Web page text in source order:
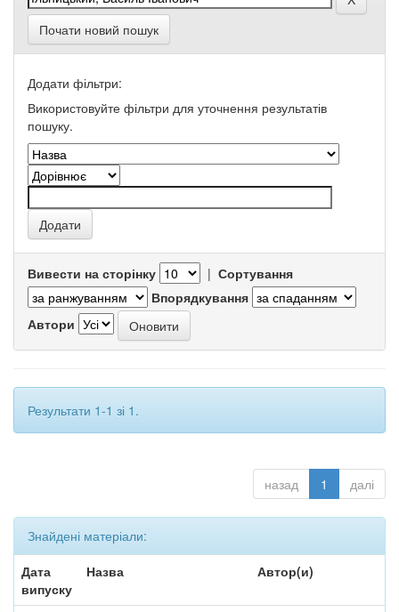
Почати новий пошук
Додати фільтри:
Використовуйте фільтри для уточнення результатів
пошуку.
Вивести на сторінку | Сортування
Впорядкування
Автори
Результати 1-1 зі 1.
назад 1 далі
Знайдені матеріали:
Дата
випуску
Назва Автор(и)